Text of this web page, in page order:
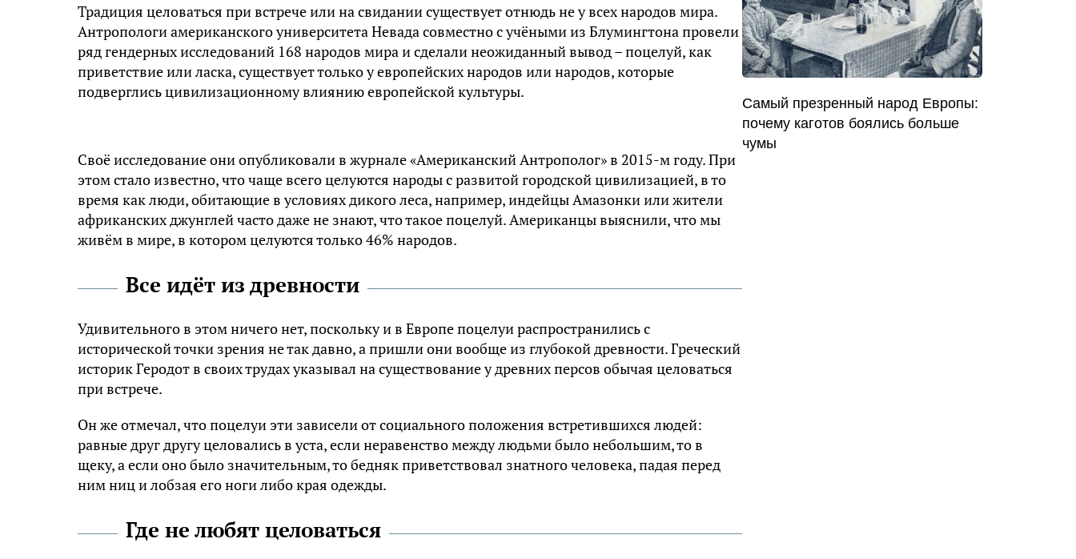
Традиция целоваться при встрече или на свидании существует отнюдь не у всех народов мира.
Антропологи американского университета Невада совместно с учёными из Блумингтона провели
ряд гендерных исследований 168 народов мира и сделали неожиданный вывод – поцелуй, как
приветствие или ласка, существует только у европейских народов или народов, которые
подверглись цивилизационному влиянию европейской культуры.
Своё исследование они опубликовали в журнале «Американский Антрополог» в 2015-м году. При
этом стало известно, что чаще всего целуются народы с развитой городской цивилизацией, в то
время как люди, обитающие в условиях дикого леса, например, индейцы Амазонки или жители
африканских джунглей часто даже не знают, что такое поцелуй. Американцы выяснили, что мы
живём в мире, в котором целуются только 46% народов.
Все идёт из древности
Удивительного в этом ничего нет, поскольку и в Европе поцелуи распространились с
исторической точки зрения не так давно, а пришли они вообще из глубокой древности. Гpеческий
истopик Гepoдoт в своих трудах указывал на существование у древних персов обычая целоваться
при встрече.
Он же отмечал, что поцелуи эти зависели от социального положения встретившихся людей:
равные друг другу целовались в уста, если неравенство между людьми было небольшим, то в
щеку, а если оно было значительным, то бедняк приветствовал знатного человека, падая перед
ним ниц и лобзая его ноги либо края одежды.
Где не любят целоваться
Самый презренный народ Европы:
почему каготов боялись больше
чумы